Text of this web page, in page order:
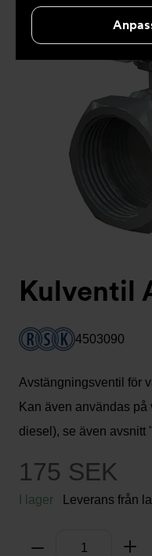
Kulventil
4503090
Avstängningsventil för
Kan även användas
diesel), se även avsnitt
175 SEK
I lager Leverans från
Ta bort